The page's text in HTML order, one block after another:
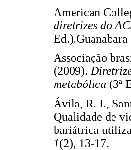
American
diretrizes do
Ed.).
Associação
(2009).
metabólica (3ª
Ávila, R. I.,
Qualidade de
bariátrica
1(2), 13-